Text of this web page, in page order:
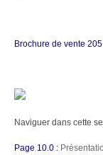
Brochure de vente
Naviguer dans cette
Page 10.0 :